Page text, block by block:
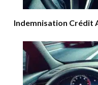
Indemnisation Crédit